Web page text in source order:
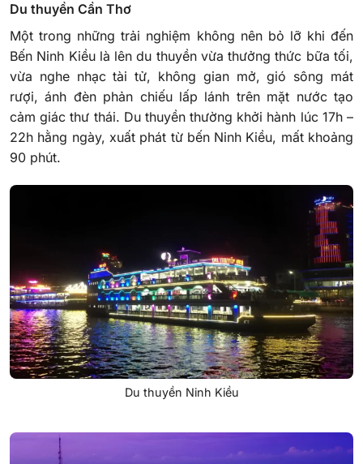
Du thuyền Cần Thơ
Một trong những trải nghiệm không nên bỏ lỡ khi đến
Bến Ninh Kiều là lên du thuyền vừa thưởng thức bữa tối,
vừa nghe nhạc tài tử, không gian mở, gió sông mát
rượi, ánh đèn phản chiếu lấp lánh trên mặt nước tạo
cảm giác thư thái. Du thuyền thường khởi hành lúc 17h –
22h hằng ngày, xuất phát từ bến Ninh Kiều, mất khoảng
90 phút.
Du thuyền Ninh Kiều